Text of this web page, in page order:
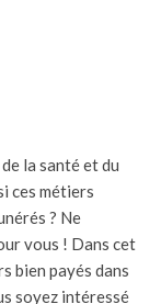
la santé et du
ces métiers
? Ne
vous ! Dans cet
bien payés dans
soyez intéressé